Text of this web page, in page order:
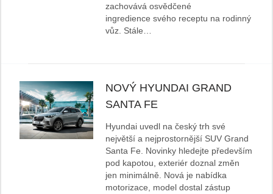
zachovává osvědčené
ingredience svého receptu na rodinný
vůz. Stále…
NOVÝ HYUNDAI GRAND
SANTA FE
Hyundai uvedl na český trh své
největší a nejprostornější SUV Grand
Santa Fe. Novinky hledejte především
pod kapotou, exteriér doznal změn
jen minimálně. Nová je nabídka
motorizace, model dostal zástup